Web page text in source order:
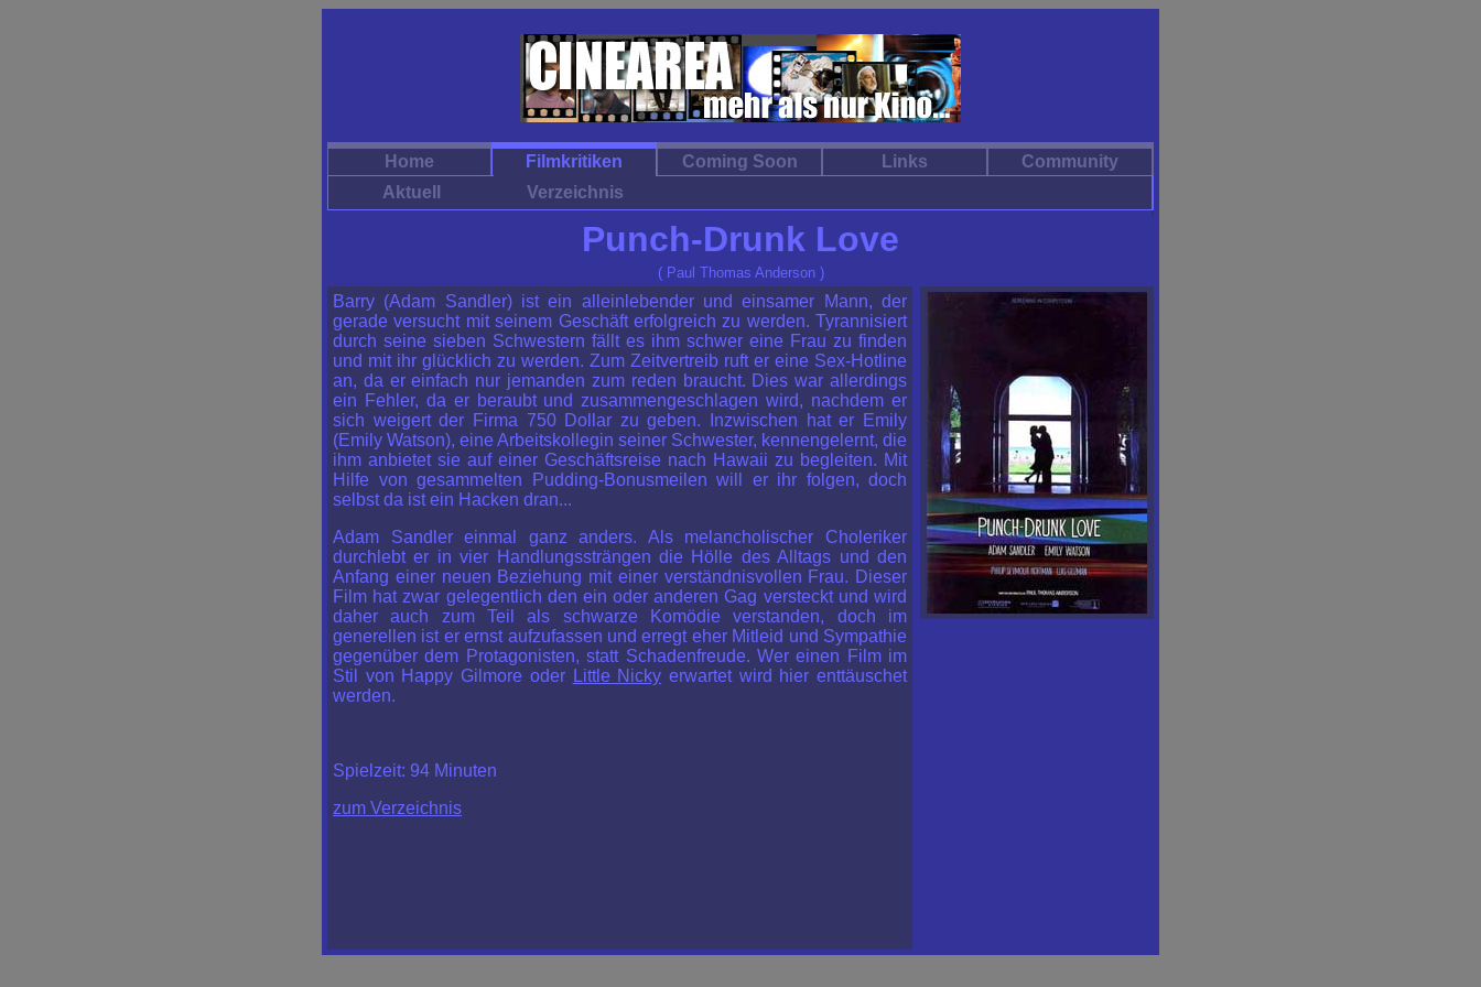
Home Filmkritiken Coming Soon Links
Community
Aktuell
Verzeichnis
Punch-Drunk Love
( Paul Thomas Anderson )
Barry (Adam Sandler) ist ein alleinlebender und einsamer Mann, der
gerade versucht mit seinem Geschäft erfolgreich zu werden. Tyrannisiert
durch seine sieben Schwestern fällt es ihm schwer eine Frau zu finden
und mit ihr glücklich zu werden. Zum Zeitvertreib ruft er eine Sex-Hotline
an, da er einfach nur jemanden zum reden braucht. Dies war allerdings
ein Fehler, da er beraubt und zusammengeschlagen wird, nachdem er
sich weigert der Firma 750 Dollar zu geben. Inzwischen hat er Emily
(Emily Watson), eine Arbeitskollegin seiner Schwester, kennengelernt, die
ihm anbietet sie auf einer Geschäftsreise nach Hawaii zu begleiten. Mit
Hilfe von gesammelten Pudding-Bonusmeilen will er ihr folgen, doch
selbst da ist ein Hacken dran...
Adam Sandler einmal ganz anders. Als melancholischer Choleriker
durchlebt er in vier Handlungssträngen die Hölle des Alltags und den
Anfang einer neuen Beziehung mit einer verständnisvollen Frau. Dieser
Film hat zwar gelegentlich den ein oder anderen Gag versteckt und wird
daher auch zum Teil als schwarze Komödie verstanden, doch im
generellen ist er ernst aufzufassen und erregt eher Mitleid und Sympathie
gegenüber dem Protagonisten, statt Schadenfreude. Wer einen Film im
Stil von Happy Gilmore oder Little Nicky erwartet wird hier enttäuschet
werden.
Spielzeit: 94 Minuten
zum Verzeichnis